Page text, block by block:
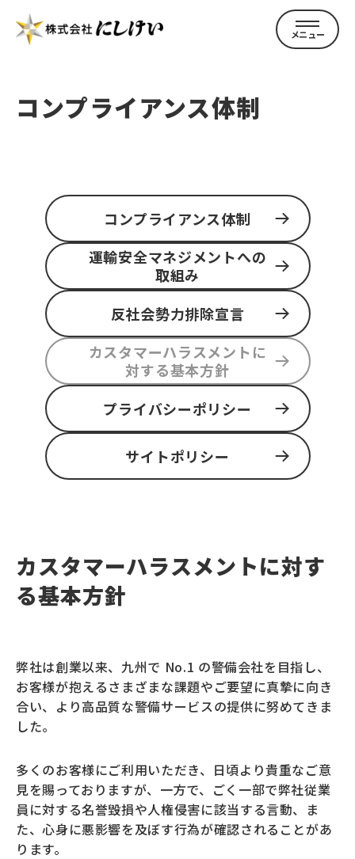
にしけいについて
企業案内
CSRの取組み
お問い合わせ
サイトマップ
採用情報
サービス情報
個人のお客さま
法人のお客さま
コンプライアンス体制
コンプライアンス体制
運輸安全マネジメントへの
取組み
反社会勢力排除宣言
カスタマーハラスメントに
対する基本方針
プライバシーポリシー
サイトポリシー
カスタマーハラスメントに対す
る基本方針
弊社は創業以来、九州で No.1 の警備会社を目指し、
お客様が抱えるさまざまな課題やご要望に真摯に向き
合い、より高品質な警備サービスの提供に努めてきま
した。
多くのお客様にご利用いただき、日頃より貴重なご意
見を賜っておりますが、一方で、ごく一部で弊社従業
員に対する名誉毀損や人権侵害に該当する言動、ま
た、心身に悪影響を及ぼす行為が確認されることがあ
ります。